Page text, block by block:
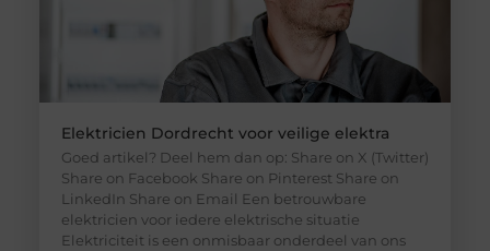
Elektricien Dordrecht voor veilige elektra
Goed artikel? Deel hem dan op: Share on X (Twitter)
Share on Facebook Share on Pinterest Share on
LinkedIn Share on Email Een betrouwbare
elektricien voor iedere elektrische situatie
Elektriciteit is een onmisbaar onderdeel van ons